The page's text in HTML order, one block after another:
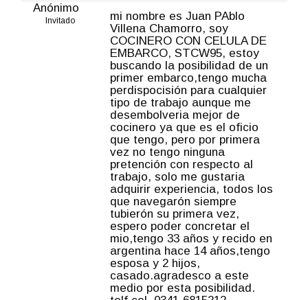
Anónimo
Invitado
mi nombre es Juan PAblo
Villena Chamorro, soy
COCINERO CON CELULA DE
EMBARCO, STCW95, estoy
buscando la posibilidad de un
primer embarco,tengo mucha
perdispocisión para cualquier
tipo de trabajo aunque me
desembolveria mejor de
cocinero ya que es el oficio
que tengo, pero por primera
vez no tengo ninguna
pretención con respecto al
trabajo, solo me gustaria
adquirir experiencia, todos los
que navegarón siempre
tubierón su primera vez,
espero poder concretar el
mio,tengo 33 años y recido en
argentina hace 14 años,tengo
esposa y 2 hijos,
casado.agradesco a este
medio por esta posibilidad.